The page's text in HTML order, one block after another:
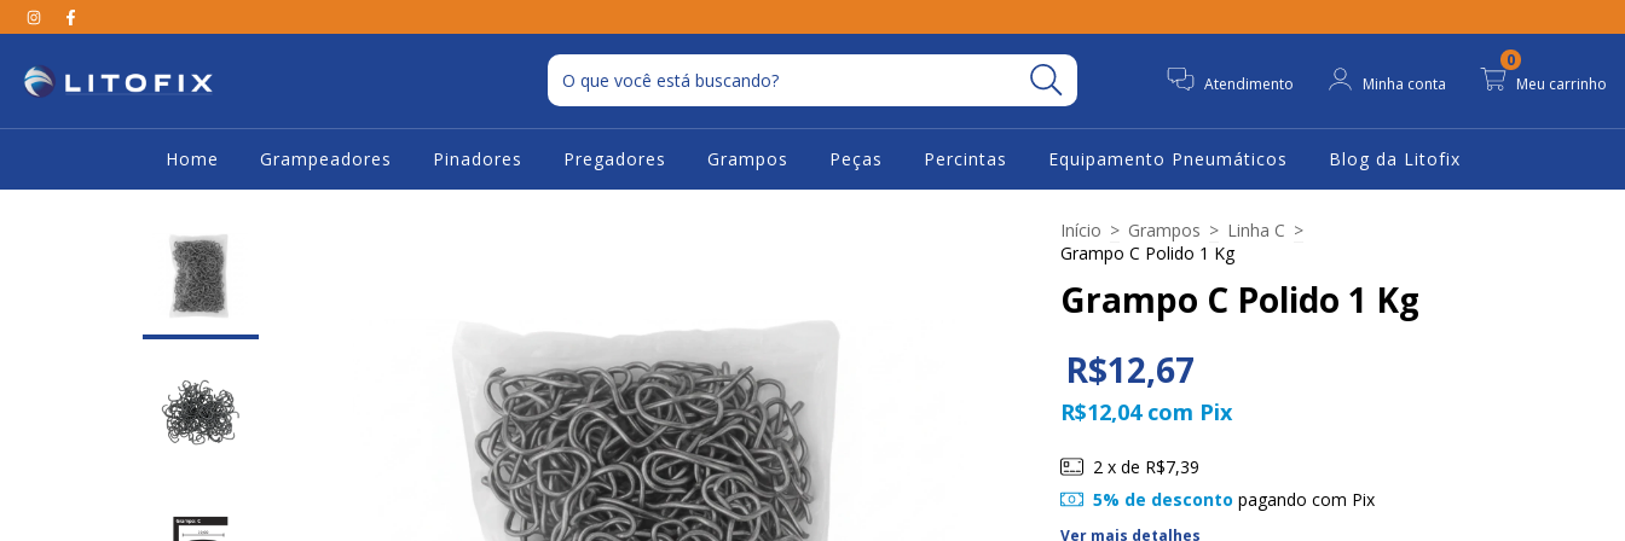
Atendimento Minha conta Meu carrinho
0
Home Grampeadores Pinadores Pregadores Grampos Peças Percintas Equipamento Pneumáticos Blog da Litofix
Início > Grampos > Linha C >
Grampo C Polido 1 Kg
Grampo C Polido 1 Kg
R$12,67
R$12,04 com Pix
2 x de R$7,39
5% de desconto pagando com Pix
Ver mais detalhes